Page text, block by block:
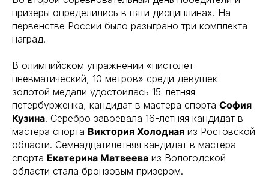
призеры определились в пяти дисциплинах. На
первенстве России было разыграно три комплекта
наград.
В олимпийском упражнении «пистолет
пневматический, 10 метров» среди девушек
золотой медали удостоилась 15-летняя
петербурженка, кандидат в мастера спорта София
Кузина. Серебро завоевала 16-летняя кандидат в
мастера спорта Виктория Холодная из Ростовской
области. Семнадцатилетняя кандидат в мастера
спорта Екатерина Матвеева из Вологодской
области стала бронзовым призером.